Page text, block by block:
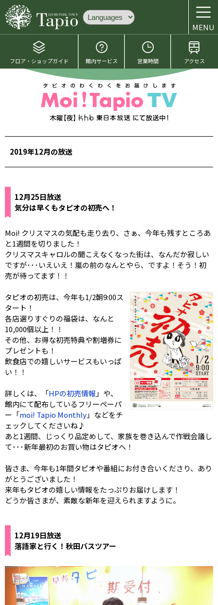
MENU
フロア・ショップガイド 館内サービス 営業時間 アクセス
2019年12月の放送
12月25日放送
気分は早くもタピオの初売へ！
Moi! クリスマスの気配も走り去り、さぁ、今年も残すところあ
と1週間を切りました！
クリスマスキャロルの聞こえなくなった街は、なんだか寂しい
ですが･･･いえいえ！嵐の前のなんとやら、ですよ！そう！初
売が待ってます！！
タピオの初売は、今年も1/2朝9:00ス
タート！
各店選りすぐりの福袋は、なんと
10,000個以上！！
その他、お得な初売特典や割増券に
プレゼントも！
飲食店での嬉しいサービスもいっぱ
い！！
詳しくは、「HPの初売情報 」や、
館内にて配布しているフリーペーパ
ー「moi! Tapio Monthly」などをチ
ェックしてくださいね♪
あと1週間、じっくり品定めして、家族を巻き込んで作戦会議し
て･･･新年最初のお買い物はタピオへ！
皆さま、今年も1年間タピオや番組にお付き合いくださり、あり
がとうございました！
来年もタピオの嬉しい情報をたっぷりお届けします！
どうか皆さまが、素敵な新年を迎えられますように。
12月19日放送
落語家と行く！秋田バスツアー